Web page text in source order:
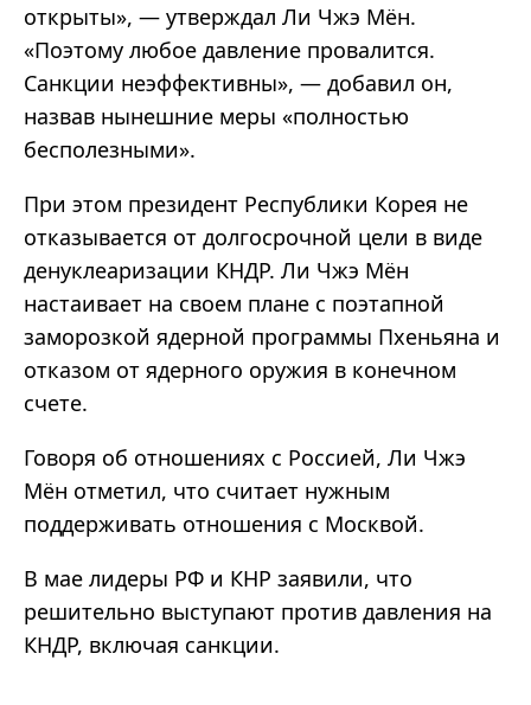
открыты», — утверждал Ли Чжэ Мён.
«Поэтому любое давление провалится.
Санкции неэффективны», — добавил он,
назвав нынешние меры «полностью
бесполезными».
При этом президент Республики Корея не
отказывается от долгосрочной цели в виде
денуклеаризации КНДР. Ли Чжэ Мён
настаивает на своем плане с поэтапной
заморозкой ядерной программы Пхеньяна и
отказом от ядерного оружия в конечном
счете.
Говоря об отношениях с Россией, Ли Чжэ
Мён отметил, что считает нужным
поддерживать отношения с Москвой.
В мае лидеры РФ и КНР заявили, что
решительно выступают против давления на
КНДР, включая санкции.